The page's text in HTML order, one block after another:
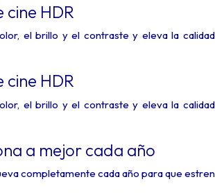
HDR
el brillo y el contraste y eleva la
HDR
el brillo y el contraste y eleva la
a mejor cada año
completamente cada año para que